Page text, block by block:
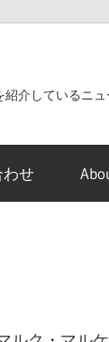
介しているニュ
わせ